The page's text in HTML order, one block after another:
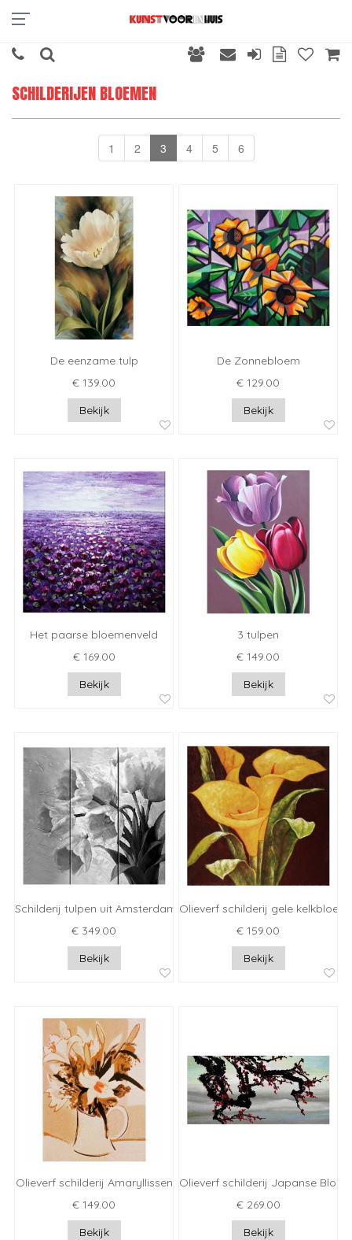
SCHILDERIJEN BLOEMEN
1 2 3 4 5 6
De eenzame tulp
€ 139.00
Bekijk
De Zonnebloem
€ 129.00
Bekijk
Het paarse bloemenveld
€ 169.00
Bekijk
3 tulpen
€ 149.00
Bekijk
Schilderij tulpen uit Amsterdam
€ 349.00
Bekijk
Olieverf schilderij gele kelkbloem
€ 159.00
Bekijk
Olieverf schilderij Amaryllissen
€ 149.00
Bekijk
Olieverf schilderij Japanse
€ 269.00
Bekijk